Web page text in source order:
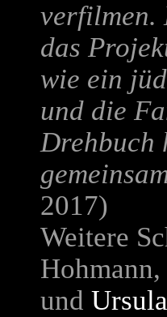
verfilmen.
das
wie ein
und die
Drehbuch
2017)
Weitere
Hohmann,
und